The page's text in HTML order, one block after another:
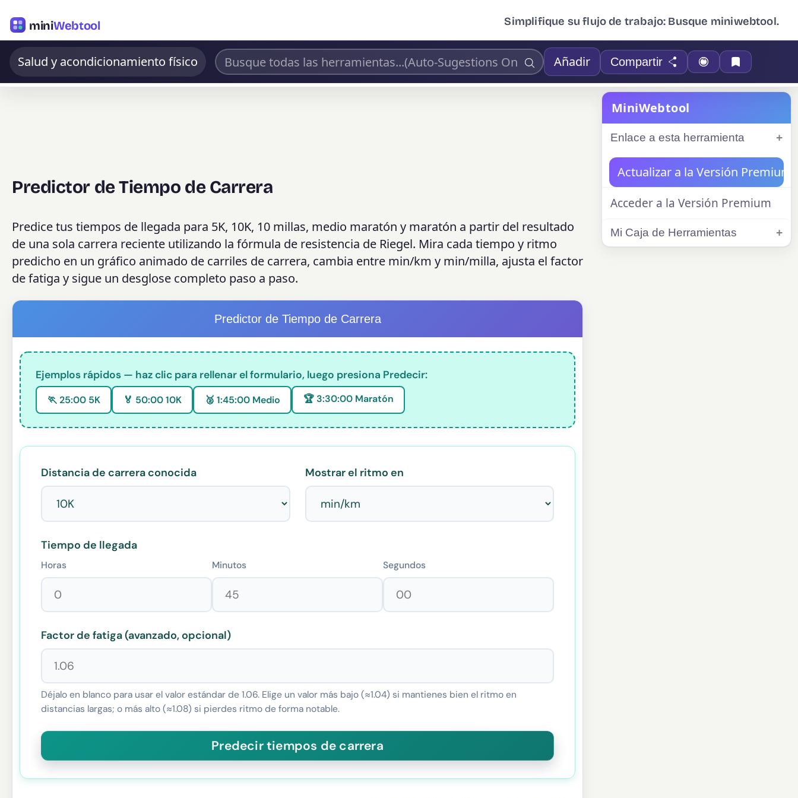
miniWebtool Simplifique su flujo de trabajo: Busque miniwebtool.
Salud y acondicionamiento físico Añadir Compartir
Predictor de Tiempo de Carrera
Predice tus tiempos de llegada para 5K, 10K, 10 millas, medio maratón y maratón a partir del resultado
de una sola carrera reciente utilizando la fórmula de resistencia de Riegel. Mira cada tiempo y ritmo
predicho en un gráfico animado de carriles de carrera, cambia entre min/km y min/milla, ajusta el factor
de fatiga y sigue un desglose completo paso a paso.
Predictor de Tiempo de Carrera
Ejemplos rápidos — haz clic para rellenar el formulario, luego presiona Predecir:
🏃 25:00 5K 🏅 50:00 10K 🥈 1:45:00 Medio 🏆 3:30:00 Maratón
Distancia de carrera conocida Mostrar el ritmo en
Tiempo de llegada
Horas Minutos Segundos
Factor de fatiga (avanzado, opcional)
Déjalo en blanco para usar el valor estándar de 1.06. Elige un valor más bajo (≈1.04) si mantienes bien el ritmo en
distancias largas; o más alto (≈1.08) si pierdes ritmo de forma notable.
MiniWebtool
Enlace a esta herramienta
Actualizar a la Versión Premium
Acceder a la Versión Premium
Mi Caja de Herramientas